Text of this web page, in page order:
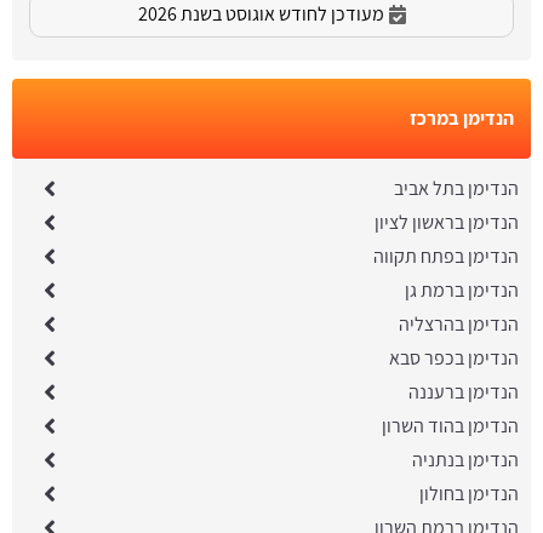
מעודכן לחודש אוגוסט בשנת 2026
הנדימן במרכז
הנדימן בתל אביב
הנדימן בראשון לציון
הנדימן בפתח תקווה
הנדימן ברמת גן
הנדימן בהרצליה
הנדימן בכפר סבא
הנדימן ברעננה
הנדימן בהוד השרון
הנדימן בנתניה
הנדימן בחולון